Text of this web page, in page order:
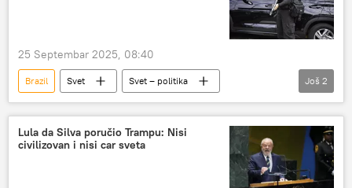
25 Septembar 2025, 08:40
Brazil Svet
Svet – politika
Društvo
Rio de Žaneiro SVET
Još 2
Lula da Silva poručio Trampu: Nisi
civilizovan i nisi car sveta